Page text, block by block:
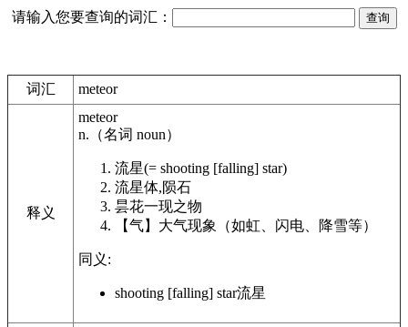
请输入您要查询的词汇：
词汇 meteor
释义
meteor
n. （名词 noun）
流星(= shooting [falling] star)
流星体,陨石
昙花一现之物
【气】 大气现象（如虹、闪电、降雪等）
同义:
shooting [falling] star流星